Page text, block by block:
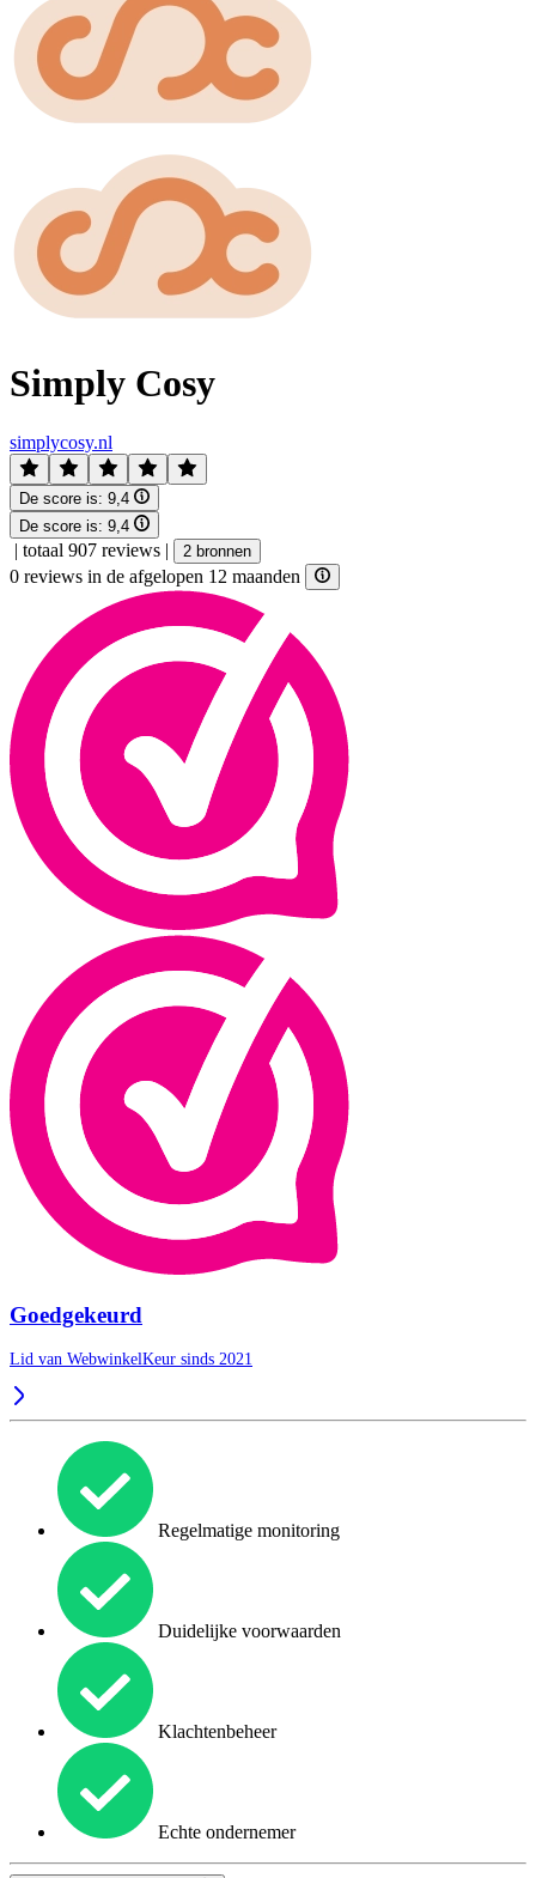
Simply Cosy
simplycosy.nl
De score is: 9,4
De score is: 9,4
| totaal 907 reviews | 2 bronnen
0 reviews in de afgelopen 12 maanden
Goedgekeurd
Lid van WebwinkelKeur sinds 2021
Regelmatige monitoring
Duidelijke voorwaarden
Klachtenbeheer
Echte ondernemer